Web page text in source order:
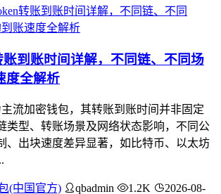
账到账时间详解，不同链、不同场
度全解析
主流加密钱包，其转账到账时间并非固定
类型、转账场景及网络状态影响，不同公
、出块速度差异显著，如比特币、以太坊
(中国官方) qbadmin 1.2K
2026-08-